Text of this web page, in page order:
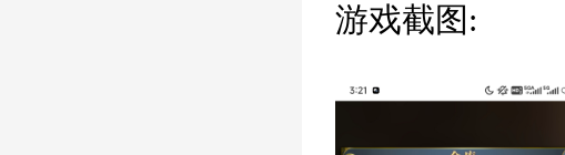
游戏截图: